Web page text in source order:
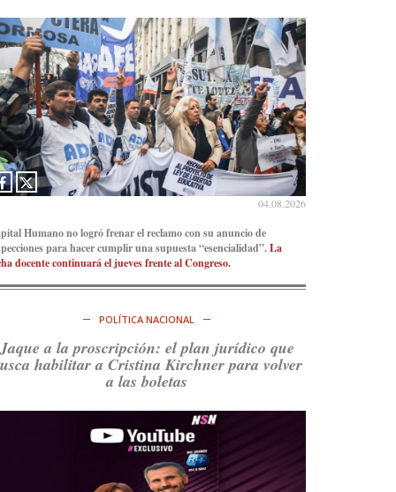
@consensopatagon
8d
@PJCampana2022: Asumimos una nueva etapa
el Partido Justicialista de Campana, con el
de que el compañero@caortega64vuelva
Ver en X
04.08.2026
Humano no logró frenar el reclamo con su anuncio de
para hacer cumplir una supuesta “esencialidad”.La
docente continuará el jueves frente al Congreso.
POLÍTICA NACIONAL
Jaque a la proscripción: el plan jurídico que
habilitar a Cristina Kirchner para volver
a las boletas